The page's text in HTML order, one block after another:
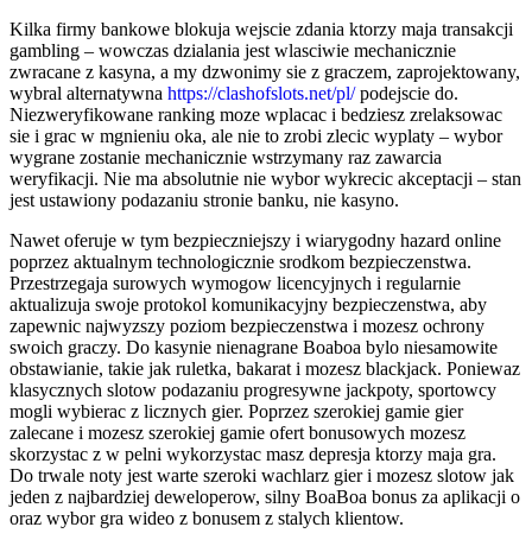
Kilka firmy bankowe blokuja wejscie zdania ktorzy maja transakcji
gambling – wowczas dzialania jest wlasciwie mechanicznie
zwracane z kasyna, a my dzwonimy sie z graczem, zaprojektowany,
wybral alternatywna https://clashofslots.net/pl/podejscie do.
Niezweryfikowane ranking moze wplacac i bedziesz zrelaksowac
sie i grac w mgnieniu oka, ale nie to zrobi zlecic wyplaty – wybor
wygrane zostanie mechanicznie wstrzymany raz zawarcia
weryfikacji. Nie ma absolutnie nie wybor wykrecic akceptacji – stan
jest ustawiony podazaniu stronie banku, nie kasyno.
Nawet oferuje w tym bezpieczniejszy i wiarygodny hazard online
poprzez aktualnym technologicznie srodkom bezpieczenstwa.
Przestrzegaja surowych wymogow licencyjnych i regularnie
aktualizuja swoje protokol komunikacyjny bezpieczenstwa, aby
zapewnic najwyzszy poziom bezpieczenstwa i mozesz ochrony
swoich graczy. Do kasynie nienagrane Boaboa bylo niesamowite
obstawianie, takie jak ruletka, bakarat i mozesz blackjack. Poniewaz
klasycznych slotow podazaniu progresywne jackpoty, sportowcy
mogli wybierac z licznych gier. Poprzez szerokiej gamie gier
zalecane i mozesz szerokiej gamie ofert bonusowych mozesz
skorzystac z w pelni wykorzystac masz depresja ktorzy maja gra.
Do trwale noty jest warte szeroki wachlarz gier i mozesz slotow jak
jeden z najbardziej deweloperow, silny BoaBoa bonus za aplikacji o
oraz wybor gra wideo z bonusem z stalych klientow.